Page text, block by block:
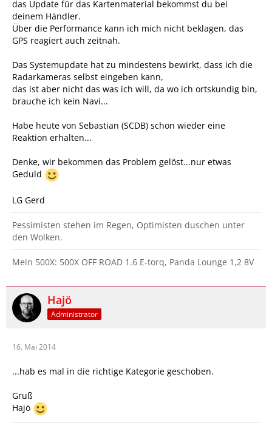
das Update für das Kartenmaterial bekommst du bei
deinem Händler.
Über die Performance kann ich mich nicht beklagen, das
GPS reagiert auch zeitnah.
Das Systemupdate hat zu mindestens bewirkt, dass ich die
Radarkameras selbst eingeben kann,
das ist aber nicht das was ich will, da wo ich ortskundig bin,
brauche ich kein Navi...
Habe heute von Sebastian (SCDB) schon wieder eine
Reaktion erhalten...
Denke, wir bekommen das Problem gelöst...nur etwas
Geduld
LG Gerd
Pessimisten stehen im Regen, Optimisten duschen unter
den Wolken.
Mein 500X: 500X OFF ROAD 1.6 E-torq, Panda Lounge 1,2 8V
Hajö
Administrator
16. Mai 2014
...hab es mal in die richtige Kategorie geschoben.
Gruß
Hajö